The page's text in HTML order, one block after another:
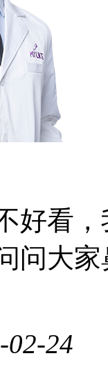
好看
问大
02-24